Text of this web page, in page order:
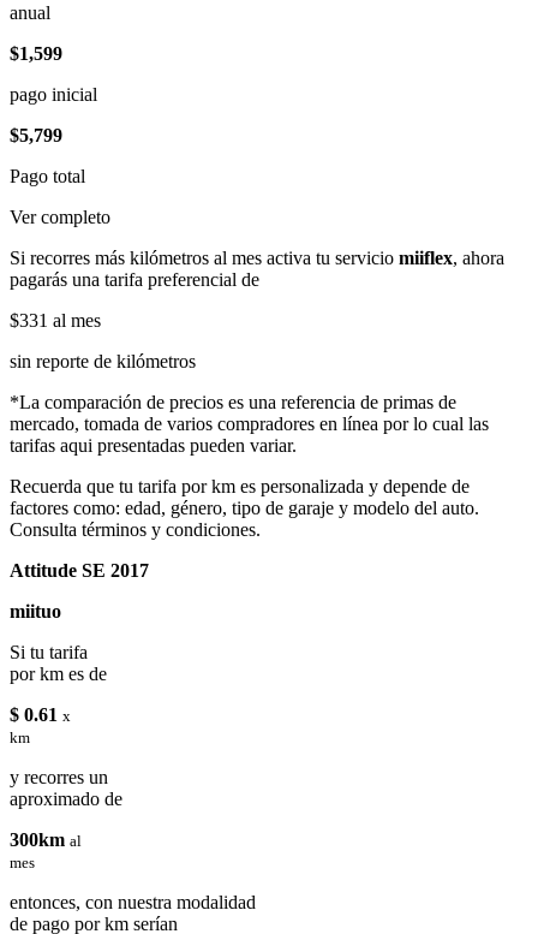
anual
$1,599
pago inicial
$5,799
Pago total
Ver completo
Si recorres más kilómetros al mes activa tu servicio miiflex, ahora
pagarás una tarifa preferencial de
$331 al mes
sin reporte de kilómetros
*La comparación de precios es una referencia de primas de
mercado, tomada de varios compradores en línea por lo cual las
tarifas aqui presentadas pueden variar.
Recuerda que tu tarifa por km es personalizada y depende de
factores como: edad, género, tipo de garaje y modelo del auto.
Consulta términos y condiciones.
Attitude SE 2017
miituo
Si tu tarifa
por km es de
$ 0.61 x
km
y recorres un
aproximado de
300km al
mes
entonces, con nuestra modalidad
de pago por km serían